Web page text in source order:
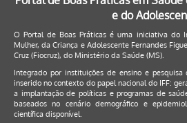
e do
O Portal de Boas Práticas é uma iniciativa do
Mulher, da Criança e Adolescente Fernandes
Cruz (Fiocruz), do Ministério da Saúde (MS).
Integrado por instituições de ensino e
inserido no contexto do papel nacional do IFF:
a implantação de políticas e programas de
baseados no cenário demográfico e
científica disponível.